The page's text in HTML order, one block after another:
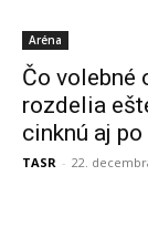
Aréna
Čo volebné
rozdelia
cinknú aj
TASR - 22.